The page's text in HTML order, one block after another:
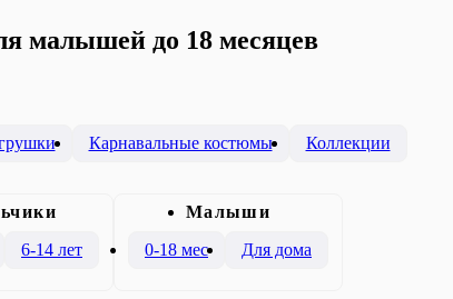
малышей до 18 месяцев
Карнавальные костюмы Коллекции
6-14 лет
Малыши
0-18 мес
Для дома